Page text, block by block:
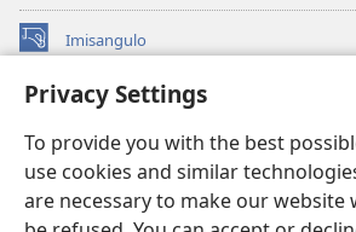
Privacy Settings
To provide you with the best
use cookies and similar
are necessary to make our website
Imisangulo
(yalaisula
imbi) Watchtower LAIBRARE YA PA INTANETI™
na
imbi)
JW Hub ®
(yalaisula
na
imbi)
App